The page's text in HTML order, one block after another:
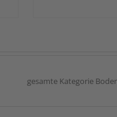
gesamte Kategorie